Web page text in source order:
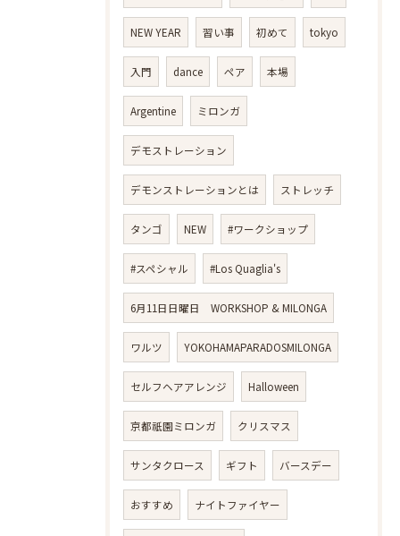
NEW YEAR 習い事 初めて tokyo
入門 dance ペア 本場
Argentine ミロンガ
デモストレーション
デモンストレーションとは ストレッチ
タンゴ NEW #ワークショップ
#スペシャル #Los Quaglia's
6月11日日曜日 WORKSHOP & MILONGA
ワルツ YOKOHAMAPARADOSMILONGA
セルフヘアアレンジ Halloween
京都祇園ミロンガ クリスマス
サンタクロース ギフト バースデー
おすすめ ナイトファイヤー